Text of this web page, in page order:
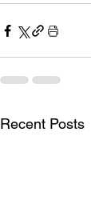
Recent Posts